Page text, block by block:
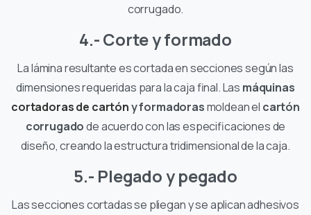
corrugado.
4.- Corte y formado
La lámina resultante es cortada en secciones según las
dimensiones requeridas para la caja final. Las máquinas
cortadoras de cartóny formadorasmoldean el cartón
corrugadode acuerdo con las especificaciones de
diseño, creando la estructura tridimensional de la caja.
5.- Plegado y pegado
Las secciones cortadas se pliegan y se aplican adhesivos